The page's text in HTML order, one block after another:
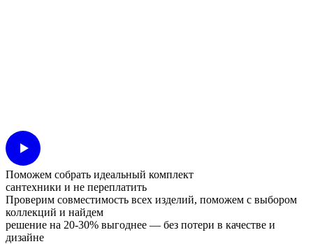
Поможем собрать идеальный комплект
сантехники и не переплатить
Проверим совместимость всех изделий, поможем с выбором
коллекций и найдем
решение на 20-30% выгоднее — без потери в качестве и
дизайне